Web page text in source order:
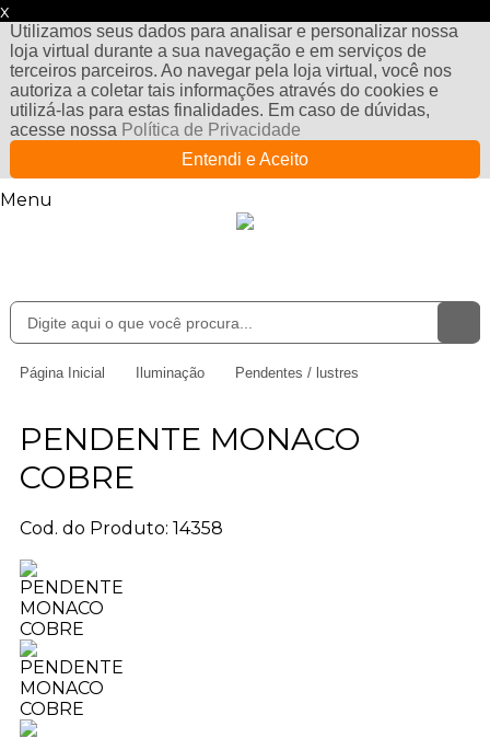
x
Utilizamos seus dados para analisar e personalizar nossa
loja virtual durante a sua navegação e em serviços de
terceiros parceiros. Ao navegar pela loja virtual, você nos
autoriza a coletar tais informações através do cookies e
utilizá-las para estas finalidades. Em caso de dúvidas,
acesse nossa Política de Privacidade
Entendi e Aceito
Menu
Página Inicial Iluminação Pendentes / lustres
PENDENTE MONACO
COBRE
Cod. do Produto: 14358